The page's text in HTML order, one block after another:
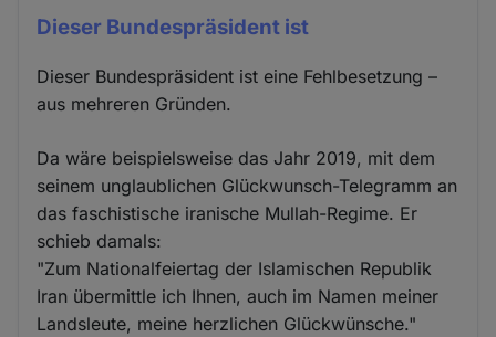
Dieser Bundespräsident ist
Dieser Bundespräsident ist eine Fehlbesetzung –
aus mehreren Gründen.
Da wäre beispielsweise das Jahr 2019, mit dem
seinem unglaublichen Glückwunsch-Telegramm an
das faschistische iranische Mullah-Regime. Er
schieb damals:
"Zum Nationalfeiertag der Islamischen Republik
Iran übermittle ich Ihnen, auch im Namen meiner
Landsleute, meine herzlichen Glückwünsche."